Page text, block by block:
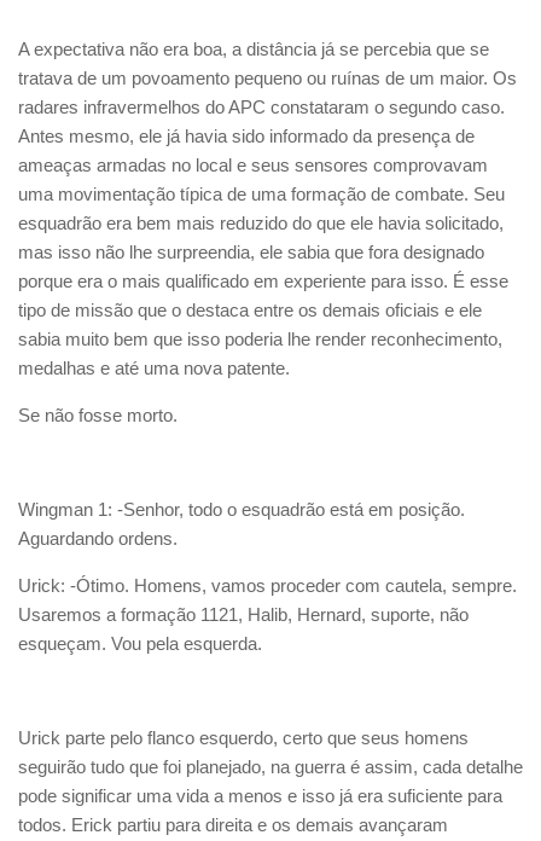
A expectativa não era boa, a distância já se percebia que se
tratava de um povoamento pequeno ou ruínas de um maior. Os
radares infravermelhos do APC constataram o segundo caso.
Antes mesmo, ele já havia sido informado da presença de
ameaças armadas no local e seus sensores comprovavam
uma movimentação típica de uma formação de combate. Seu
esquadrão era bem mais reduzido do que ele havia solicitado,
mas isso não lhe surpreendia, ele sabia que fora designado
porque era o mais qualificado em experiente para isso. É esse
tipo de missão que o destaca entre os demais oficiais e ele
sabia muito bem que isso poderia lhe render reconhecimento,
medalhas e até uma nova patente.
Se não fosse morto.
Wingman 1: -Senhor, todo o esquadrão está em posição.
Aguardando ordens.
Urick: -Ótimo. Homens, vamos proceder com cautela, sempre.
Usaremos a formação 1121, Halib, Hernard, suporte, não
esqueçam. Vou pela esquerda.
Urick parte pelo flanco esquerdo, certo que seus homens
seguirão tudo que foi planejado, na guerra é assim, cada detalhe
pode significar uma vida a menos e isso já era suficiente para
todos. Erick partiu para direita e os demais avançaram